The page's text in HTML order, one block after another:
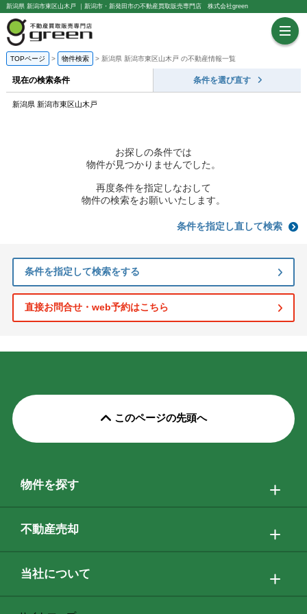
新潟県 新潟市東区山木戸 ｜新潟市・新発田市の不動産買取販売専門店 株式会社green
TOPページ 物件検索 新潟県 新潟市東区山木戸 の不動産情報一覧
現在の検索条件 条件を選び直す
新潟県 新潟市東区山木戸
お探しの条件では
物件が見つかりませんでした。
再度条件を指定しなおして
物件の検索をお願いいたします。
条件を指定し直して検索
条件を指定して検索をする
直接お問合せ・web予約はこちら
このページの先頭へ
物件を探す
不動産売却
当社について